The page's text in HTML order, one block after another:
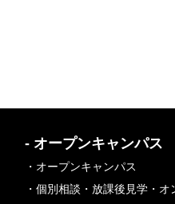
- オープンキャンパス
・オープンキャンパス
・個別相談・放課後見学・